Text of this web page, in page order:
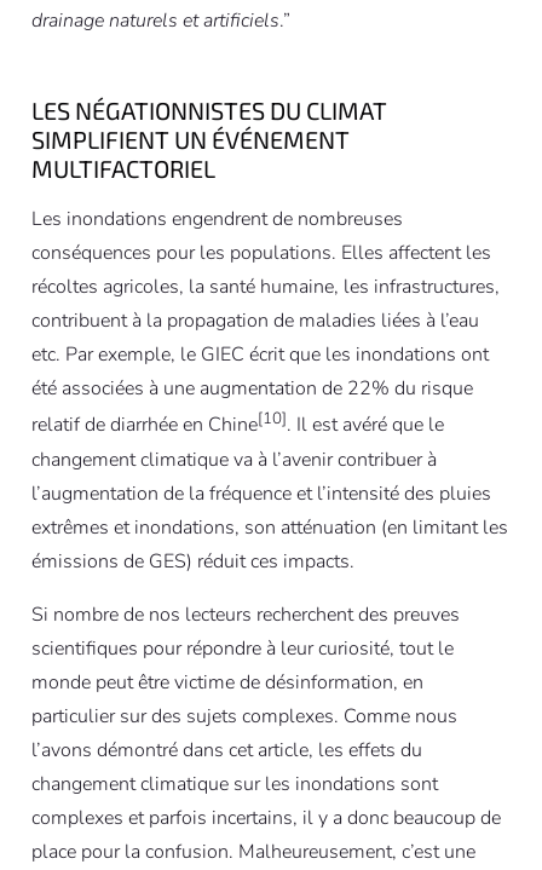
drainage naturels et artificiels.”
LES NÉGATIONNISTES DU CLIMAT
SIMPLIFIENT UN ÉVÉNEMENT
MULTIFACTORIEL
Les inondations engendrent de nombreuses
conséquences pour les populations. Elles affectent les
récoltes agricoles, la santé humaine, les infrastructures,
contribuent à la propagation de maladies liées à l’eau
etc. Par exemple, le GIEC écrit que les inondations ont
été associées à une augmentation de 22% du risque
relatif de diarrhée en Chine[10]. Il est avéré que le
changement climatique va à l’avenir contribuer à
l’augmentation de la fréquence et l’intensité des pluies
extrêmes et inondations, son atténuation (en limitant les
émissions de GES) réduit ces impacts.
Si nombre de nos lecteurs recherchent des preuves
scientifiques pour répondre à leur curiosité, tout le
monde peut être victime de désinformation, en
particulier sur des sujets complexes. Comme nous
l’avons démontré dans cet article, les effets du
changement climatique sur les inondations sont
complexes et parfois incertains, il y a donc beaucoup de
place pour la confusion. Malheureusement, c’est une